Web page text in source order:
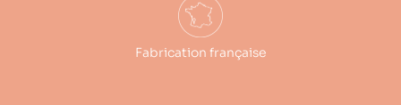
Fabrication française